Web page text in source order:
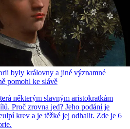
byly královny a jiné významné
pomohl ke slávě
některým slavným aristokratkám
Proč zrovna jed? Jeho podání je
krev a je těžké jej odhalit. Zde je 6